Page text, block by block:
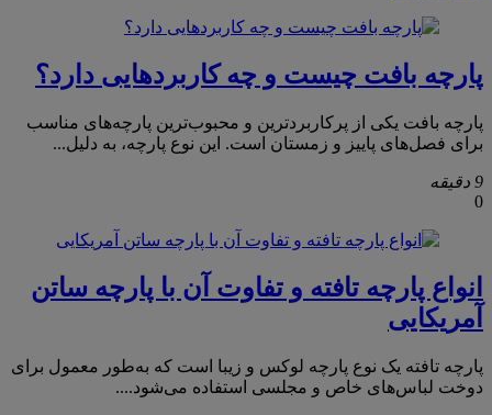
پارچه بافت چیست و چه کاربردهایی دارد؟
پارچه بافت یکی از پرکاربردترین و محبوب‌ترین پارچه‌های مناسب
برای فصل‌های پاییز و زمستان است. این نوع پارچه، به دلیل...
9 دقیقه
0
انواع پارچه تافته و تفاوت آن با پارچه ساتن
آمریکایی
پارچه تافته یک نوع پارچه لوکس و زیبا است که به‌طور معمول برای
دوخت لباس‌های خاص و مجلسی استفاده می‌شود....